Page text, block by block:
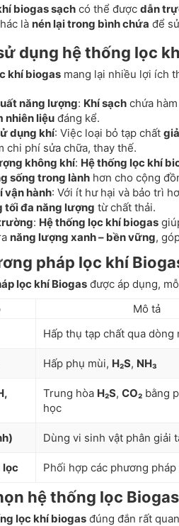
biogas sạch có thể được dẫn
là nén lại trong bình chứa để
dụng hệ thống lọc
khí biogas mang lại nhiều lợi ích
năng lượng: Khí sạch chứa
nhiên liệu đáng kể.
dụng khí: Việc loại bỏ tạp chất
chi phí sửa chữa, thay thế.
không khí: Hệ thống lọc khí
sống trong lành hơn cho cộng
vận hành: Với ít hư hại và bảo trì
tối đa năng lượng từ chất thải.
: Hệ thống lọc khí biogas
năng lượng xanh – bền vững,
pháp lọc khí
lọc khí Biogas được áp dụng,
Mô tả
Hấp thụ tạp chất qua dòng
Hấp phụ mùi, H₂S, NH₃
Trung hòa H₂S, CO₂ bằng
học
Dùng vi sinh vật phân giải
lọc Phối hợp các phương
hệ thống lọc
lọc khí biogas đúng đắn rất